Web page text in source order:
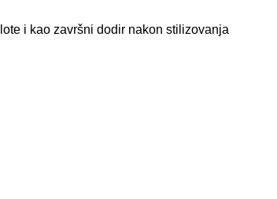
i kao završni dodir nakon stilizovanja